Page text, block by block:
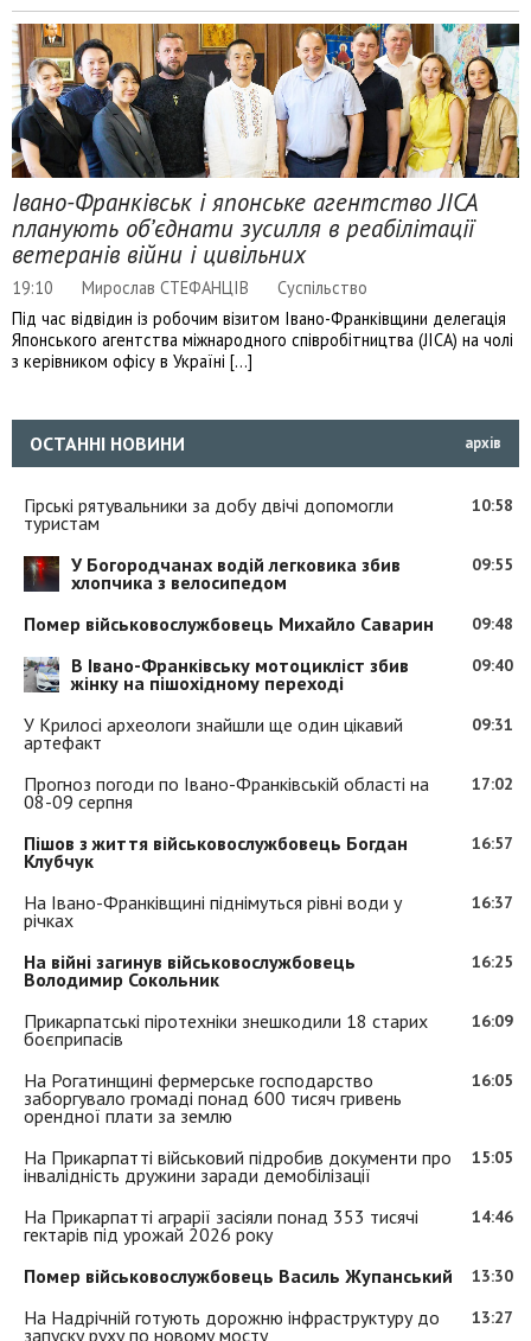
Івано-Франківськ і японське агентство JICA
планують об’єднати зусилля в реабілітації
ветеранів війни і цивільних
19:10 Мирослав СТЕФАНЦІВ
Суспільство
Під час відвідин із робочим візитом Івано-Франківщини делегація
Японського агентства міжнародного співробітництва (JICA) на чолі
з керівником офісу в Україні […]
ОСТАННІ НОВИНИ архів
10:58
Гірські рятувальники за добу двічі допомогли
туристам
09:55
У Богородчанах водій легковика збив
хлопчика з велосипедом
09:48
Помер військовослужбовець Михайло Саварин
09:40
В Івано-Франківську мотоцикліст збив
жінку на пішохідному переході
09:31
У Крилосі археологи знайшли ще один цікавий
артефакт
17:02
Прогноз погоди по Івано-Франківській області на
08-09 серпня
16:57
Пішов з життя військовослужбовець Богдан
Клубчук
16:37
На Івано-Франківщині піднімуться рівні води у
річках
16:25
На війні загинув військовослужбовець
Володимир Сокольник
16:09
Прикарпатські піротехніки знешкодили 18 старих
боєприпасів
16:05
На Рогатинщині фермерське господарство
заборгувало громаді понад 600 тисяч гривень
орендної плати за землю
15:05
На Прикарпатті військовий підробив документи про
інвалідність дружини заради демобілізації
14:46
На Прикарпатті аграрії засіяли понад 353 тисячі
гектарів під урожай 2026 року
13:30
Помер військовослужбовець Василь Жупанський
13:27
На Надрічній готують дорожню інфраструктуру до
запуску руху по новому мосту